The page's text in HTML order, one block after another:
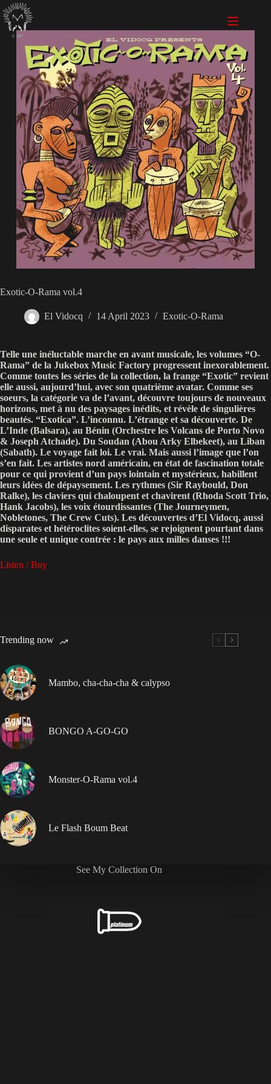
Exotic-O-Rama vol.4
El Vidocq 14 April 2023 Exotic-O-Rama
Telle une inéluctable marche en avant musicale, les volumes “O-
Rama” de la Jukebox Music Factory progressent inexorablement.
Comme toutes les séries de la collection, la frange “Exotic” revient
elle aussi, aujourd’hui, avec son quatrième avatar. Comme ses
soeurs, la catégorie va de l’avant, découvre toujours de nouveaux
horizons, met à nu des paysages inédits, et révèle de singulières
beautés. “Exotica”. L’inconnu. L’étrange et sa découverte. De
L’Inde (Balsara), au Bénin (Orchestre les Volcans de Porto Novo
& Joseph Atchade). Du Soudan (Abou Arky Elbekeet), au Liban
(Sabath). Le voyage fait loi. Le vrai. Mais aussi l’image que l’on
s’en fait. Les artistes nord américain, en état de fascination totale
pour ce qui provient d’un pays lointain et mystérieux, habillent
leurs idées de dépaysement. Les rythmes (Sir Raybould, Don
Ralke), les claviers qui chaloupent et chavirent (Rhoda Scott Trio,
Hank Jacobs), les voix étourdissantes (The Journeymen,
Nobletones, The Crew Cuts). Les découvertes d’El Vidocq, aussi
disparates et hétéroclites soient-elles, se rejoignent pourtant dans
une seule et unique contrée : le pays aux milles danses !!!
Listen / Buy
Trending now
Mambo, cha-cha-cha & calypso
BONGO A-GO-GO
Monster-O-Rama vol.4
Le Flash Boum Beat
See My Collection On